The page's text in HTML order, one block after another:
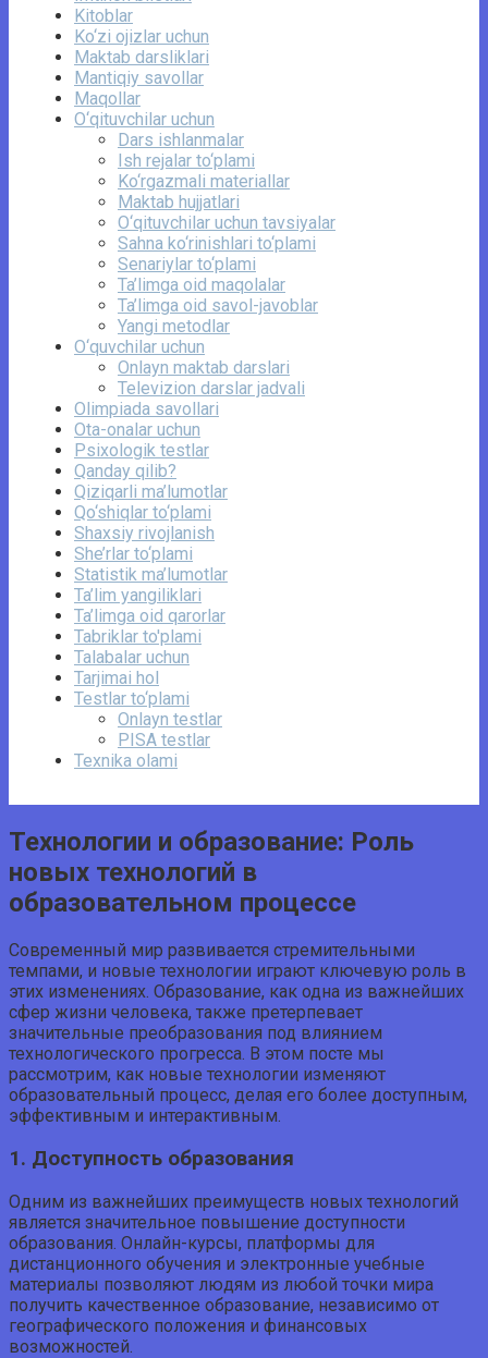
Kitoblar
Ko‘zi ojizlar uchun
Maktab darsliklari
Mantiqiy savollar
Maqollar
O‘qituvchilar uchun
Dars ishlanmalar
Ish rejalar to‘plami
Ko‘rgazmali materiallar
Maktab hujjatlari
O‘qituvchilar uchun tavsiyalar
Sahna ko‘rinishlari to‘plami
Senariylar to‘plami
Ta’limga oid maqolalar
Ta’limga oid savol-javoblar
Yangi metodlar
O‘quvchilar uchun
Onlayn maktab darslari
Televizion darslar jadvali
Olimpiada savollari
Ota-onalar uchun
Psixologik testlar
Qanday qilib?
Qiziqarli ma’lumotlar
Qo‘shiqlar to‘plami
Shaxsiy rivojlanish
She’rlar to‘plami
Statistik ma’lumotlar
Ta’lim yangiliklari
Ta’limga oid qarorlar
Tabriklar to'plami
Talabalar uchun
Tarjimai hol
Testlar to‘plami
Onlayn testlar
PISA testlar
Texnika olami
Технологии и образование: Роль
новых технологий в
образовательном процессе
Современный мир развивается стремительными
темпами, и новые технологии играют ключевую роль в
этих изменениях. Образование, как одна из важнейших
сфер жизни человека, также претерпевает
значительные преобразования под влиянием
технологического прогресса. В этом посте мы
рассмотрим, как новые технологии изменяют
образовательный процесс, делая его более доступным,
эффективным и интерактивным.
1. Доступность образования
Одним из важнейших преимуществ новых технологий
является значительное повышение доступности
образования. Онлайн-курсы, платформы для
дистанционного обучения и электронные учебные
материалы позволяют людям из любой точки мира
получить качественное образование, независимо от
географического положения и финансовых
возможностей.